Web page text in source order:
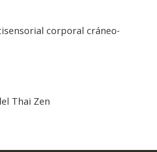
corporal cráneo-
Thai Zen